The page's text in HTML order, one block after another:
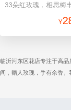
¥
临沂河东区花店专注于高
间，赠人玫瑰，手有余香。